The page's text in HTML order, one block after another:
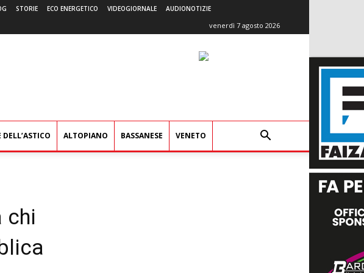
STORIE ECO ENERGETICO VIDEOGIORNALE AUDIONOTIZIE
venerdì 7 agosto 2026
DELL’ASTICO ALTOPIANO BASSANESE VENETO
chi